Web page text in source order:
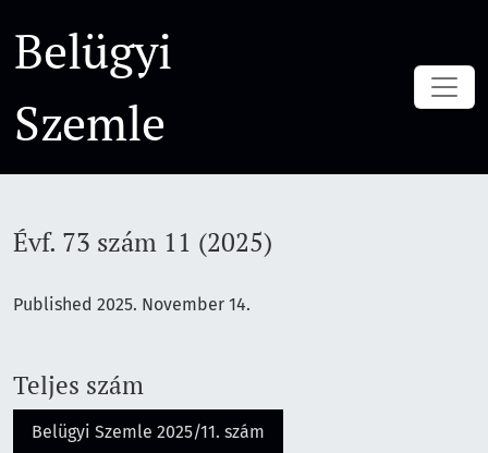
Belügyi
Szemle
Évf. 73 szám 11 (2025)
Published 2025. November 14.
Teljes szám
Belügyi Szemle 2025/11. szám